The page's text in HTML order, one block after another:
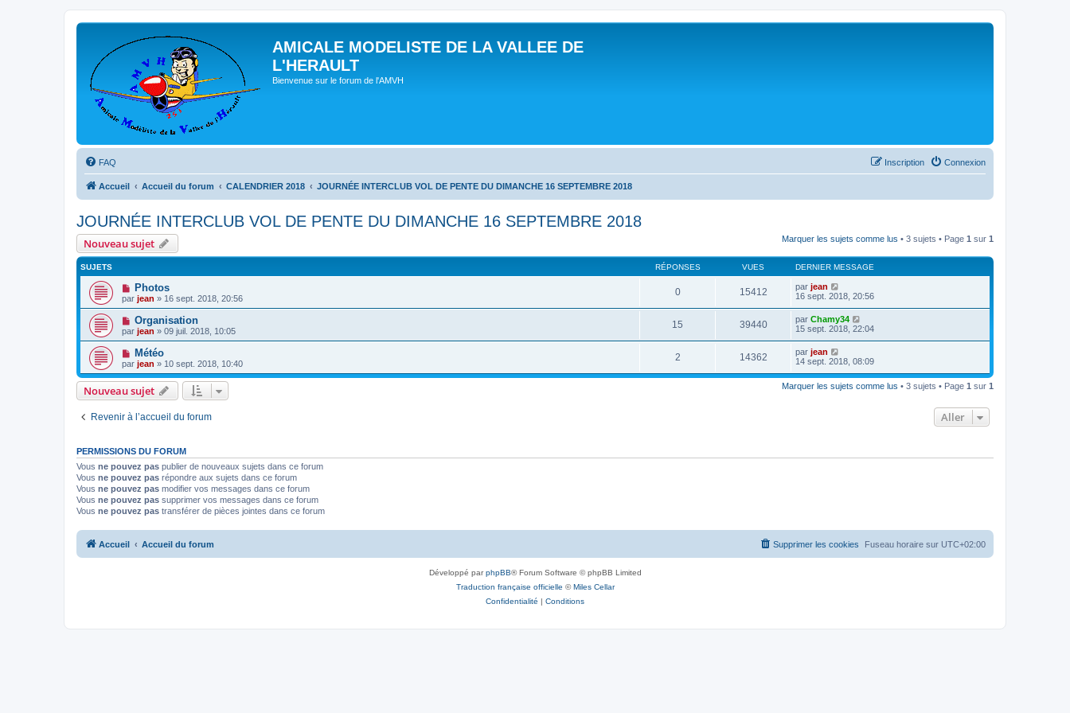
AMICALE MODELISTE DE LA VALLEE DE
L'HERAULT
Bienvenue sur le forum de l'AMVH
FAQ Connexion
Inscription
Accueil Accueil du forum CALENDRIER 2018 JOURNÉE INTERCLUB VOL DE PENTE DU DIMANCHE 16 SEPTEMBRE 2018
JOURNÉE INTERCLUB VOL DE PENTE DU DIMANCHE 16 SEPTEMBRE 2018
Nouveau sujet Marquer les sujets comme lus • 3 sujets • Page 1 sur 1
SUJETS RÉPONSES VUES DERNIER MESSAGE
Photos
par jean » 16 sept. 2018, 20:56
0 15412 par jean
16 sept. 2018, 20:56
Organisation
par jean » 09 juil. 2018, 10:05
15 39440 par Chamy34
15 sept. 2018, 22:04
Météo
par jean » 10 sept. 2018, 10:40
2 14362 par jean
14 sept. 2018, 08:09
Nouveau sujet Marquer les sujets comme lus • 3 sujets • Page 1 sur 1
Revenir à l’accueil du forum Aller
PERMISSIONS DU FORUM
Vous ne pouvez pas publier de nouveaux sujets dans ce forum
Vous ne pouvez pas répondre aux sujets dans ce forum
Vous ne pouvez pas modifier vos messages dans ce forum
Vous ne pouvez pas supprimer vos messages dans ce forum
Vous ne pouvez pas transférer de pièces jointes dans ce forum
Accueil Accueil du forum Fuseau horaire sur UTC+02:00
Supprimer les cookies
Développé parphpBB® Forum Software © phpBB Limited
Traduction française officielle ©Miles Cellar
Confidentialité | Conditions